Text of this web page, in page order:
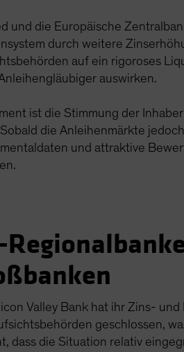
und die Europäische
durch weitere
auf ein rigoroses
auswirken.
ist die Stimmung der
Sobald die Anleihenmärkte
und attraktive
Valley Bank hat ihr Zins-
geschlossen,
dass die Situation relativ